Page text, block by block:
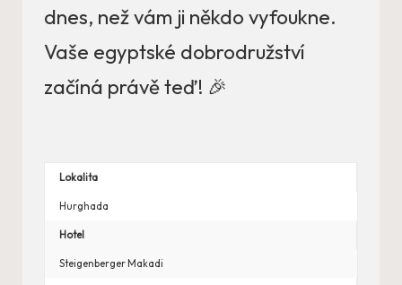
dnes, než vám ji někdo vyfoukne.
Vaše egyptské dobrodružství
začíná právě teď! 🎉
Lokalita
Hurghada
Hotel
Steigenberger Makadi